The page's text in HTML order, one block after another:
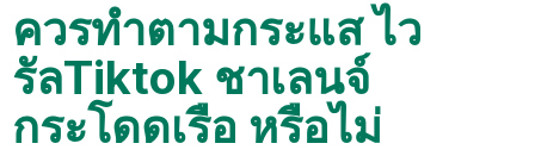
ควรทำตามกระแส ไว
รัลTiktok ชาเลนจ์
กระโดดเรือ หรือไม่